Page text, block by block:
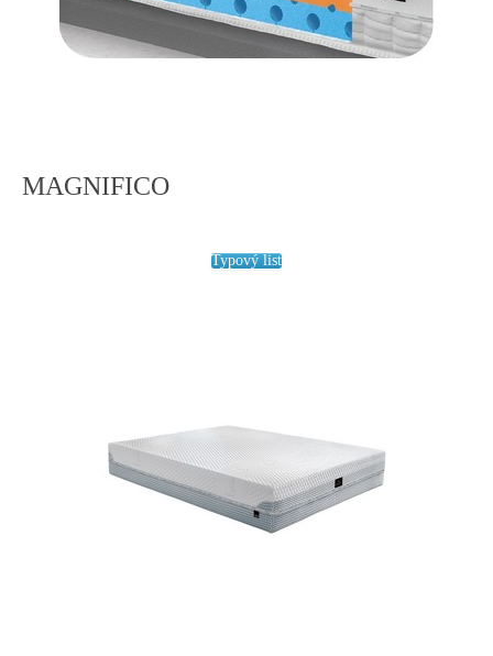
MAGNIFICO
Typový list